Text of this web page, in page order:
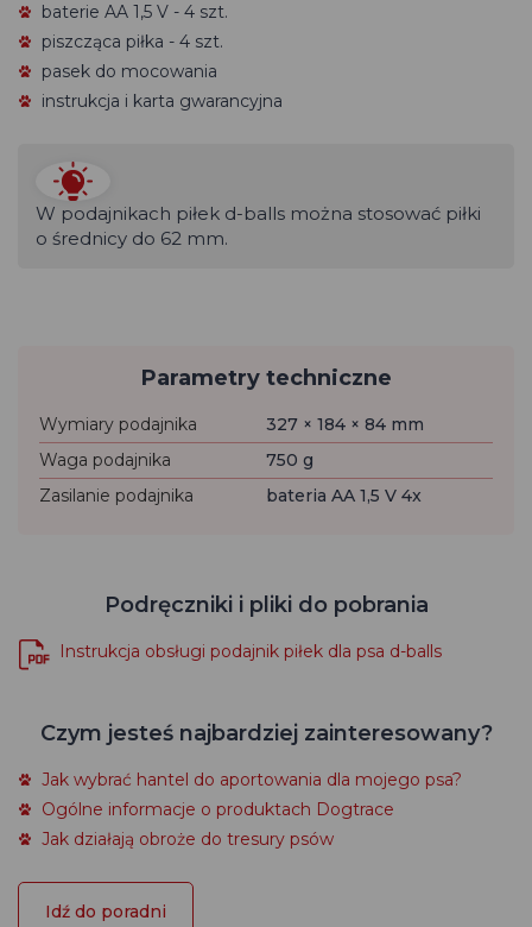
baterie AA 1,5 V - 4 szt.
piszcząca piłka - 4 szt.
pasek do mocowania
instrukcja i karta gwarancyjna
W podajnikach piłek d-balls można stosować piłki
o średnicy do 62 mm.
Parametry techniczne
Wymiary podajnika
327 × 184 × 84 mm
Waga podajnika
750 g
Zasilanie podajnika
bateria AA 1,5 V 4x
Podręczniki i pliki do pobrania
Instrukcja obsługi podajnik piłek dla psa d-balls
Czym jesteś najbardziej zainteresowany?
Jak wybrać hantel do aportowania dla mojego psa?
Ogólne informacje o produktach Dogtrace
Jak działają obroże do tresury psów
Idź do poradni